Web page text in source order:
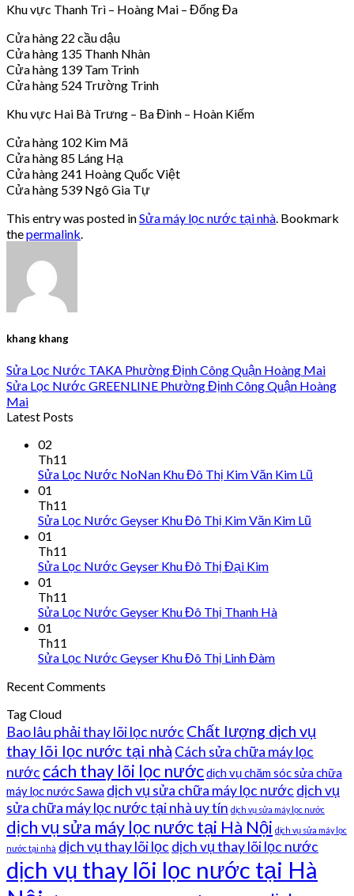
Khu vực Thanh Trì – Hoàng Mai – Đống Đa
Cửa hàng 22 cầu dậu
Cửa hàng 135 Thanh Nhàn
Cửa hàng 139 Tam Trinh
Cửa hàng 524 Trường Trinh
Khu vực Hai Bà Trưng – Ba Đình – Hoàn Kiếm
Cửa hàng 102 Kim Mã
Cửa hàng 85 Láng Hạ
Cửa hàng 241 Hoàng Quốc Việt
Cửa hàng 539 Ngô Gia Tự
This entry was posted inSửa máy lọc nước tại nhà . Bookmark
thepermalink
khang khang
Sửa Lọc Nước TAKA Phường Định Công Quận Hoàng Mai
Sửa Lọc Nước GREENLINE Phường Định Công Quận Hoàng
Mai
Latest Posts
02
Th11
Sửa Lọc Nước NoNan Khu Đô Thị Kim Văn Kim Lũ
01
Th11
Sửa Lọc Nước Geyser Khu Đô Thị Kim Văn Kim Lũ
01
Th11
Sửa Lọc Nước Geyser Khu Đô Thị Đại Kim
01
Th11
Sửa Lọc Nước Geyser Khu Đô Thị Thanh Hà
01
Th11
Sửa Lọc Nước Geyser Khu Đô Thị Linh Đàm
Recent Comments
Tag Cloud
Bao lâu phải thay lõi lọc nước Chất lượng dịch vụ
thay lõi lọc nước tại nhà Cách sửa chữa máy lọc
nước cách thay lõi lọc nướcdịch vụ chăm sóc sửa chữa
máy lọc nước Sawa dịch vụ sửa chữa máy lọc nước dịch vụ
sửa chữa máy lọc nước tại nhà uy tín dịch vụ sửa máy lọc nước
dịch vụ sửa máy lọc nước tại Hà Nội dịch vụ sửa máy lọc
nước tại nhà dịch vụ thay lõi lọc dịch vụ thay lõi lọc nước
dịch vụ thay lõi lọc nước tại Hà